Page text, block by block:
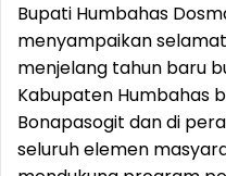
Bupati Humbahas
menyampaikan
menjelang tahun baru
Kabupaten Humbahas
Bonapasogit dan di
seluruh elemen